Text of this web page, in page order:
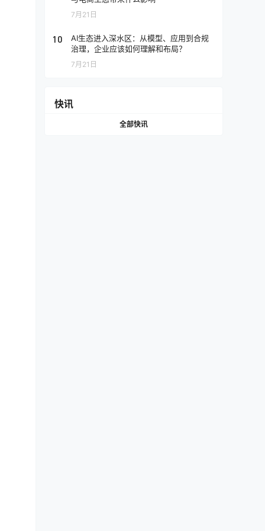
7月21日
10
AI生态进入深水区：从模型、应用到合规
治理，企业应该如何理解和布局？
7月21日
快讯
全部快讯